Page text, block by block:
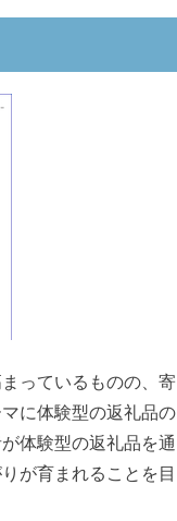
っているものの、寄
に体験型の返礼品の
体験型の返礼品を通
が育まれることを目